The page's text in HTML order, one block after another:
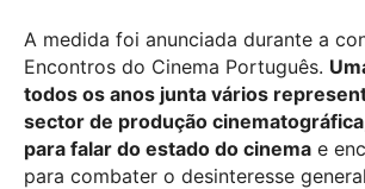
A medida foi anunciada durante a
Encontros do Cinema Português.
todos os anos junta vários
sector de produção
para falar do estado do cinema e
para combater o desinteresse